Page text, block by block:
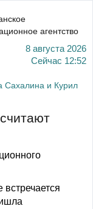
агентство
8 августа 2026
Сейчас 12:52
Сахалина и Курил